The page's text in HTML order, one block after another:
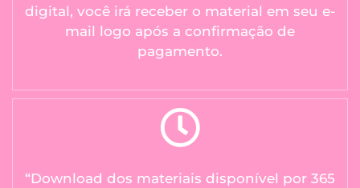
digital, você irá receber o material em seu e-
mail logo após a confirmação de
pagamento.
“Download dos materiais disponível por 365